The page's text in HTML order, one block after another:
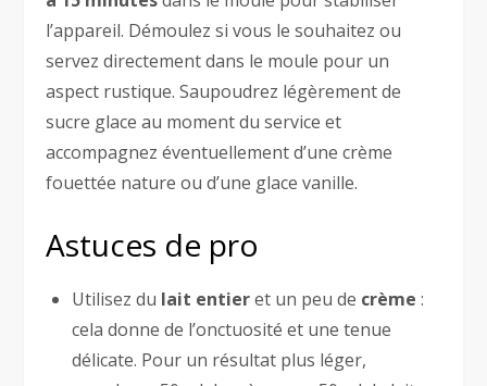
l’appareil. Démoulez si vous le souhaitez ou
servez directement dans le moule pour un
aspect rustique. Saupoudrez légèrement de
sucre glace au moment du service et
accompagnez éventuellement d’une crème
fouettée nature ou d’une glace vanille.
Astuces de pro
Utilisez du lait entieret un peu de crème :
cela donne de l’onctuosité et une tenue
délicate. Pour un résultat plus léger,